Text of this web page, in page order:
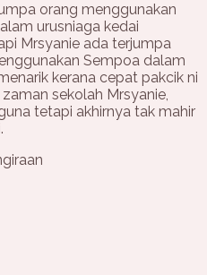
orang menggunakan
urusniaga kedai
Mrsyanie ada terjumpa
Sempoa dalam
kerana cepat pakcik ni
sekolah Mrsyanie,
tetapi akhirnya tak mahir